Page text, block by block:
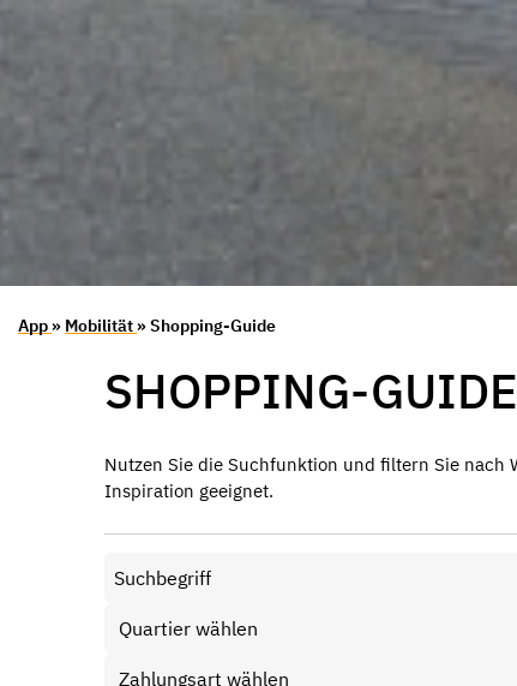
App » Mobilität » Shopping-Guide
SHOPPING-GUIDE
Nutzen Sie die Suchfunktion und filtern Sie nach
Inspiration geeignet.